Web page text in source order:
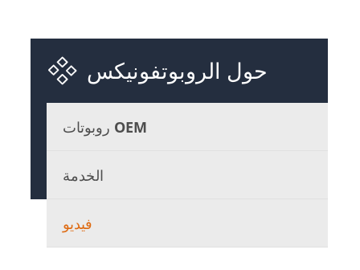
 حول الروبوتفونيكس
روبوتات OEM
الخدمة
فيديو